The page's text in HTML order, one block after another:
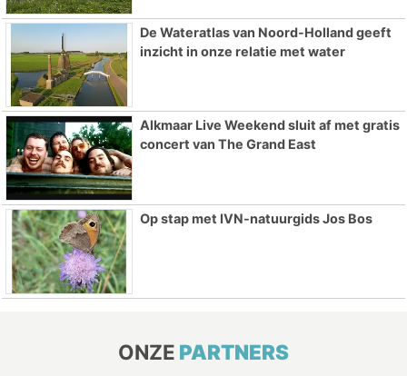
De Wateratlas van Noord-Holland geeft
inzicht in onze relatie met water
Alkmaar Live Weekend sluit af met gratis
concert van The Grand East
Op stap met IVN-natuurgids Jos Bos
ONZE PARTNERS